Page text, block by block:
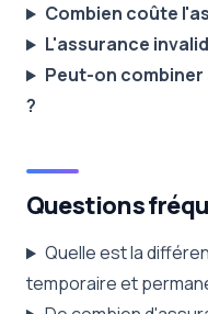
Combien coûte
L'assurance
Peut-on
?
Questions
Quelle est la
temporaire et